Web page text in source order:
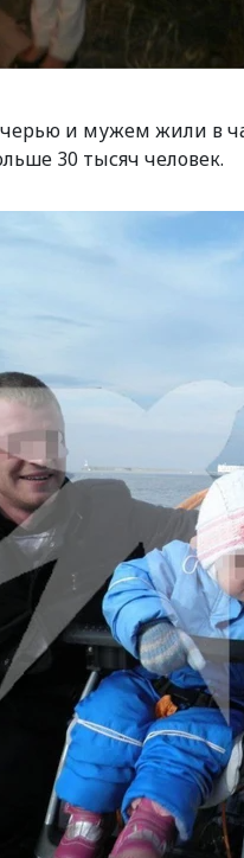
и мужем жили в
30 тысяч человек.